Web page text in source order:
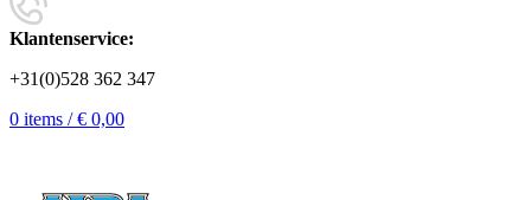
Klantenservice:
+31(0)528 362 347
0 items / € 0,00